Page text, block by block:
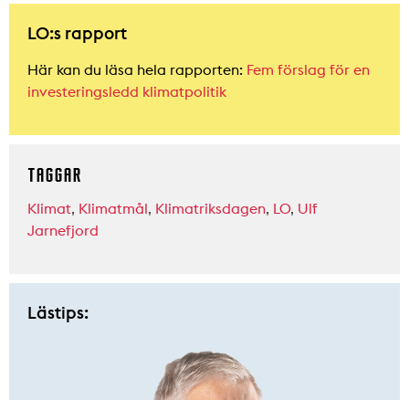
LO:s rapport
Här kan du läsa hela rapporten: Fem förslag för en
investeringsledd klimatpolitik
TAGGAR
Klimat, Klimatmål, Klimatriksdagen, LO, Ulf
Jarnefjord
Lästips: